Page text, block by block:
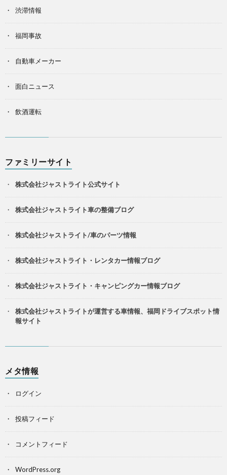
渋滞情報
福岡事故
自動車メーカー
面白ニュース
飲酒運転
ファミリーサイト
株式会社ジャストライト公式サイト
株式会社ジャストライト車の整備ブログ
株式会社ジャストライト/車のパーツ情報
株式会社ジャストライト・レンタカー情報ブログ
株式会社ジャストライト・キャンピングカー情報ブログ
株式会社ジャストライトが運営する車情報、福岡ドライブスポット情
報サイト
メタ情報
ログイン
投稿フィード
コメントフィード
WordPress.org